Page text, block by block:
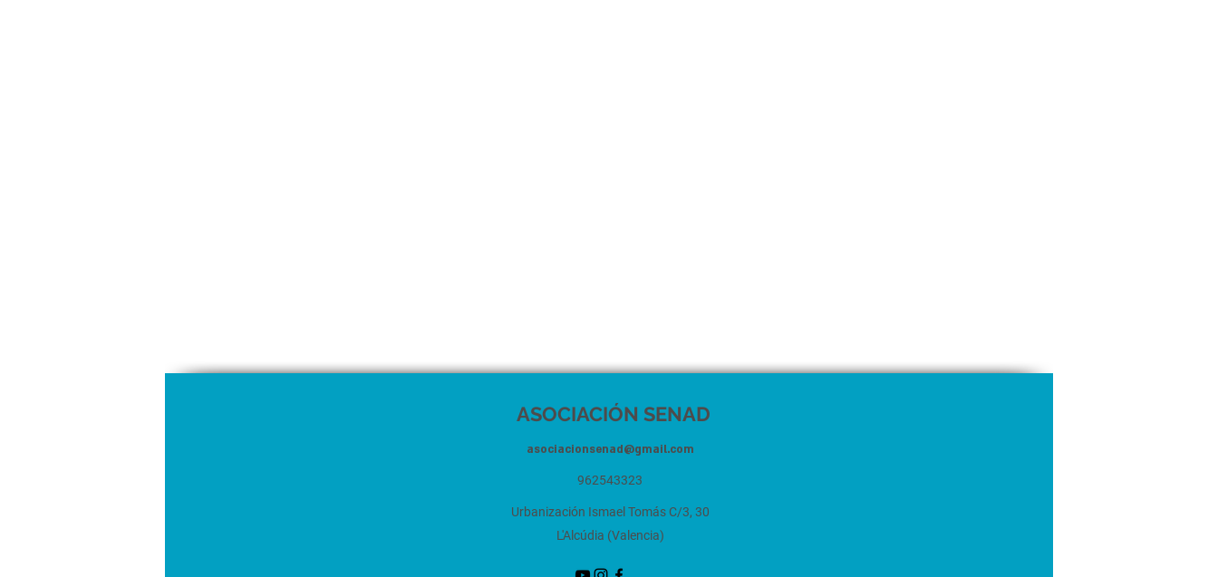
ASOCIACIÓN SENAD
asociacionsenad@gmail.com
962543323
Urbanización Ismael Tomás C/3, 30
L'Alcúdia (Valencia)